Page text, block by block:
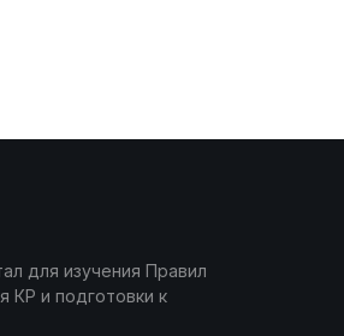
для изучения Правил
КР и подготовки к